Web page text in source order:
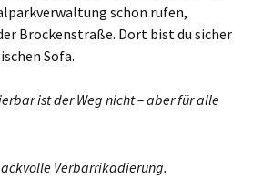
schon rufen,
Brockenstraße. Dort bist du sicher
Sofa.
ist der Weg nicht – aber für alle
Verbarrikadierung.